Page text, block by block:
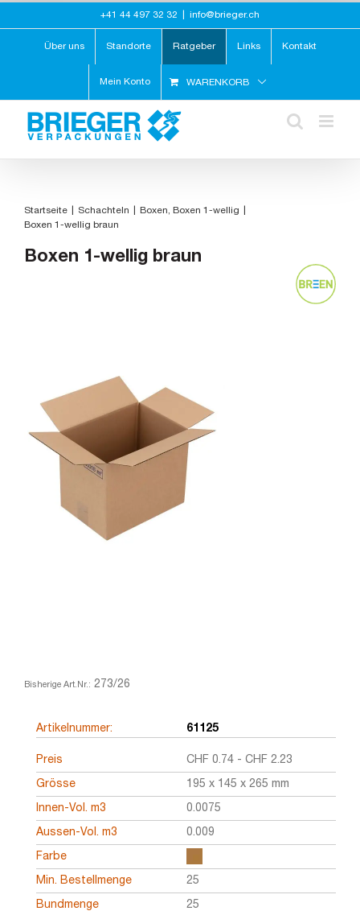
springen
+41 44 497 32 32 info@brieger.ch
Über uns Standorte Ratgeber Links Kontakt
Mein Konto WARENKORB
Startseite Schachteln Boxen
Boxen 1-wellig
Boxen 1-wellig braun
Boxen 1-wellig braun
Bisherige Art.Nr.: 273/26
Artikelnummer: 61125
Preis CHF 0.74- CHF 2.23
Grösse 195 x 145 x 265 mm
Innen-Vol. m3 0.0075
Aussen-Vol. m3 0.009
Farbe
Min. Bestellmenge 25
Bundmenge 25